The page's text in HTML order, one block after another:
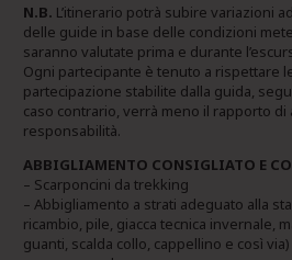
N.B. L’itinerario potrà subire variazioni
delle guide in base delle condizioni
saranno valutate prima e durante
Ogni partecipante è tenuto a rispettare
partecipazione stabilite dalla guida,
caso contrario, verrà meno il rapporto
responsabilità.
ABBIGLIAMENTO CONSIGLIATO E
– Scarponcini da trekking
– Abbigliamento a strati adeguato alla
ricambio, pile, giacca tecnica invernale,
guanti, scalda collo, cappellino e così via)